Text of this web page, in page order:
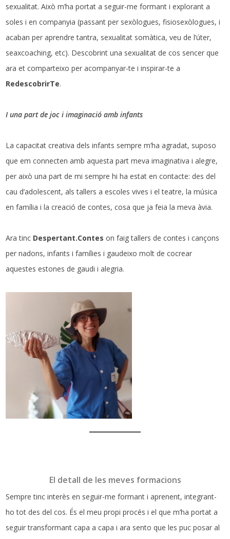
sexualitat. Això m’ha portat a seguir-me formant i explorant a
soles i en companyia (passant per sexòlogues, fisiosexòlogues, i
acaban per aprendre tantra, sexualitat somàtica, veu de l’úter,
seaxcoaching, etc). Descobrint una sexualitat de cos sencer que
ara et comparteixo per acompanyar-te i inspirar-te a
RedescobrirTe.
I una part de joc i imaginació amb infants
La capacitat creativa dels infants sempre m’ha agradat, suposo
que em connecten amb aquesta part meva imaginativa i alegre,
per això una part de mi sempre hi ha estat en contacte: des del
cau d’adolescent, als tallers a escoles vives i el teatre, la música
en família i la creació de contes, cosa que ja feia la meva àvia.
Ara tinc Despertant.Contes on faig tallers de contes i cançons
per nadons, infants i famílies i gaudeixo molt de cocrear
aquestes estones de gaudi i alegria.
El detall de les meves formacions
Sempre tinc interès en seguir-me formant i aprenent, integrant-
ho tot des del cos. És el meu propi procés i el que m’ha portat a
seguir transformant capa a capa i ara sento que les puc posar al